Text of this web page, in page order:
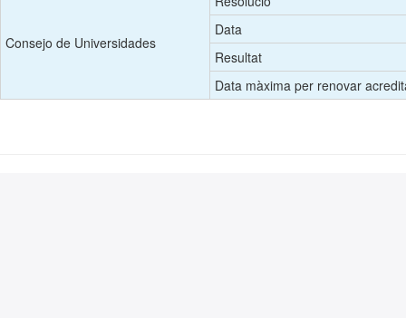
Consejo de Universidades
Data
Resultat
Data màxima per renovar